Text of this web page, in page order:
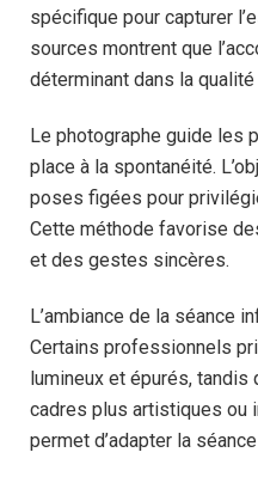
spécifique pour capturer
sources montrent que
déterminant dans la
Le photographe guide les
place à la spontanéité.
poses figées pour
Cette méthode favorise
et des gestes sincères.
L’ambiance de la séance
Certains professionnels
lumineux et épurés, tandis
cadres plus artistiques ou
permet d’adapter la